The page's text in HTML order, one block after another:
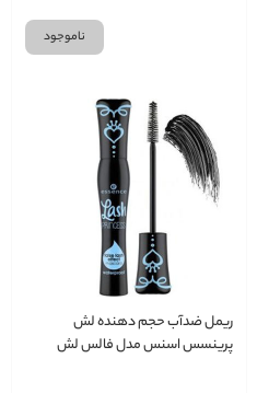
ناموجود
ریمل ضدآب حجم دهنده لش
پرینسس اسنس مدل فالس لش